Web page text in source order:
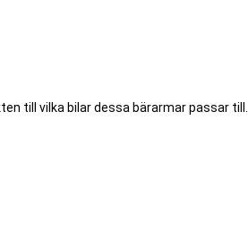
till vilka bilar dessa bärarmar passar till.